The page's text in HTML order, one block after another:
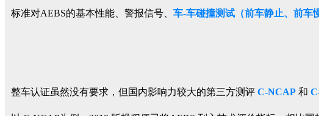
标准对AEBS的基本性能、警报信号、 车-车碰撞测试（前车静止、前车
整车认证虽然没有要求，但国内影响力较大的第三方测评 C-NCAP 和